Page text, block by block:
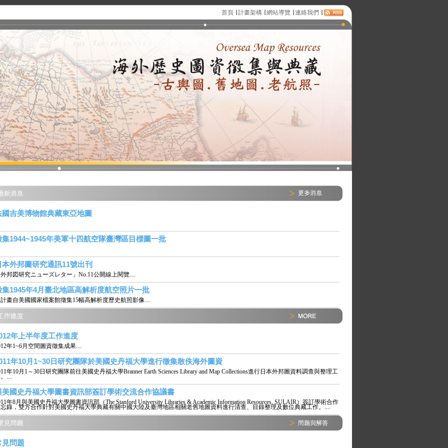
首頁 計畫架構 網站導覽 連絡我們
國吉美博物館典藏東亞地圖
集1944~1945年美軍十四航空隊臺灣區目標圖一批
本外邦圖研究通訊11號出刊
邦図研究ニューズレター」No.11公開線上閱覽....
集1945年4月臺北地區高解析度航空照片一批
畫自美國國家檔案館徵集15幅高解析度歷史航照影像....
年上半年度工作進度
年1~6月空間圖資徵集成果....
年10月1~30日研究團隊於美國史丹福大學進行徵集散佚海外圖資
年10月1～30日研究團隊前往美國史丹福大學Branner Earth Sciences Library and Map Collections進行日本外邦圖資料調查與整理工
....
美國史丹福大學圖書資訊部簽訂學術交流合作協議書
年8月與美國史丹福大學圖書資訊部（The Stanford University Libraries & Academic Information Resources, SULAIR）簽訂學術合作
錄，雙方合作針對美國史丹福大學典藏有關中國大陸及臺灣地區相關老舊地圖資料進行清查、目錄整理及數位典藏工作。....
見問題